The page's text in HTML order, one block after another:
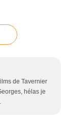
de Tavernier
hélas je